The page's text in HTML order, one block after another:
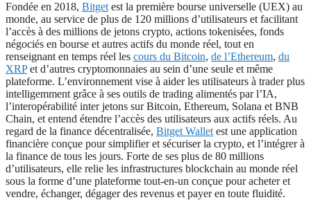
Fondée en 2018, Bitget est la première bourse universelle (UEX) au
monde, au service de plus de 120 millions d’utilisateurs et facilitant
l’accès à des millions de jetons crypto, actions tokenisées, fonds
négociés en bourse et autres actifs du monde réel, tout en
renseignant en temps réel les cours du Bitcoin, de l’Ethereum, du
XRPet d’autres cryptomonnaies au sein d’une seule et même
plateforme. L’environnement vise à aider les utilisateurs à trader plus
intelligemment grâce à ses outils de trading alimentés par l’IA,
l’interopérabilité inter jetons sur Bitcoin, Ethereum, Solana et BNB
Chain, et entend étendre l’accès des utilisateurs aux actifs réels. Au
regard de la finance décentralisée, Bitget Wallet est une application
financière conçue pour simplifier et sécuriser la crypto, et l’intégrer à
la finance de tous les jours. Forte de ses plus de 80 millions
d’utilisateurs, elle relie les infrastructures blockchain au monde réel
sous la forme d’une plateforme tout-en-un conçue pour acheter et
vendre, échanger, dégager des revenus et payer en toute fluidité.